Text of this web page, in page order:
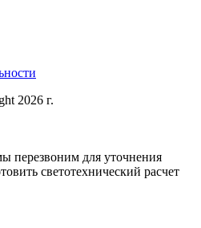
2026 г.
перезвоним для уточнения
светотехнический расчет